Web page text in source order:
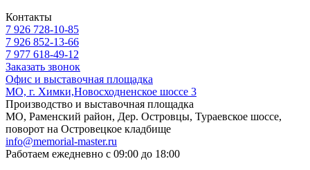
Контакты
7 926 728-10-85
7 926 852-13-66
7 977 618-49-12
Заказать звонок
Офис и выставочная площадка
МО, г. Химки,Новосходненское шоссе 3
Производство и выставочная площадка
МО, Раменский район, Дер. Островцы, Тураевское шоссе,
поворот на Островецкое кладбище
info@memorial-master.ru
Работаем ежедневно с 09:00 до 18:00